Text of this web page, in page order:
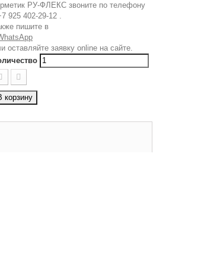
РУ-ФЛЕКС звоните по телефону
925 402-29-12 .
пишите в
оставляйте заявку online на сайте.
корзину